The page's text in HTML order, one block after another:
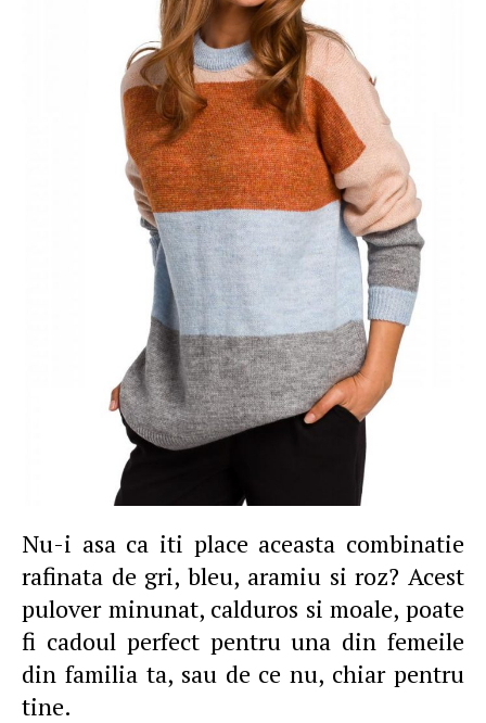
Nu-i asa ca iti place aceasta combinatie
rafinata de gri, bleu, aramiu si roz? Acest
pulover minunat, calduros si moale, poate
fi cadoul perfect pentru una din femeile
din familia ta, sau de ce nu, chiar pentru
tine.